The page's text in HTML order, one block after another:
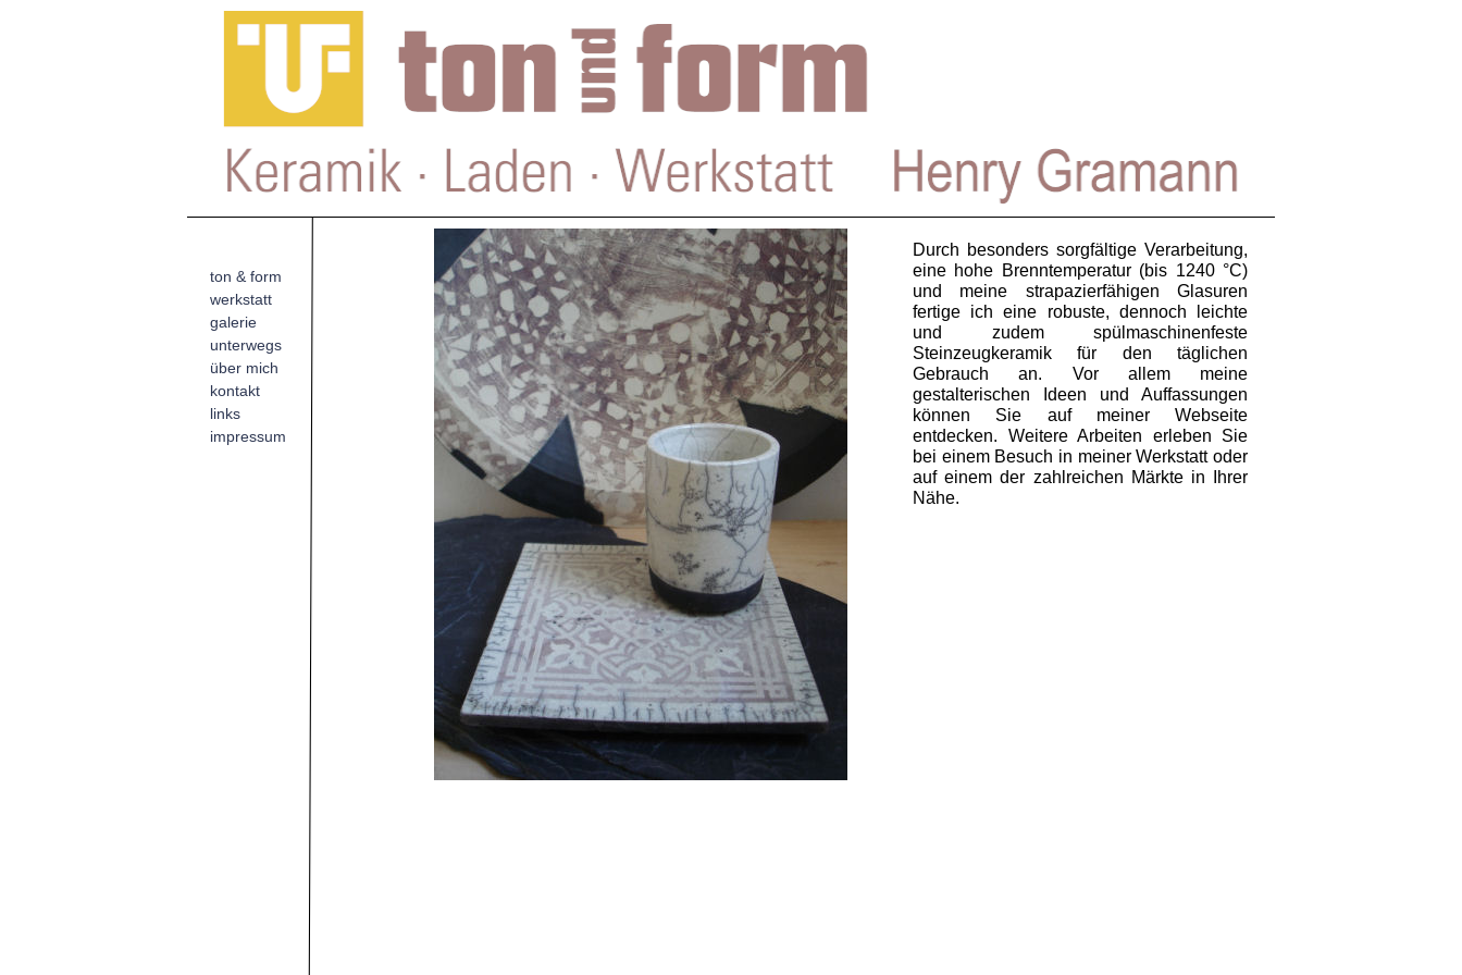
ton & form
werkstatt
galerie
unterwegs
über mich
kontakt
links
impressum
Durch besonders sorgfältige Verarbeitung,
eine hohe Brenntemperatur (bis 1240 °C)
und meine strapazierfähigen Glasuren
fertige ich eine robuste, dennoch leichte
und zudem spülmaschinenfeste
Steinzeugkeramik für den täglichen
Gebrauch an. Vor allem meine
gestalterischen Ideen und Auffassungen
können Sie auf meiner Webseite
entdecken. Weitere Arbeiten erleben Sie
bei einem Besuch in meiner Werkstatt oder
auf einem der zahlreichen Märkte in Ihrer
Nähe.